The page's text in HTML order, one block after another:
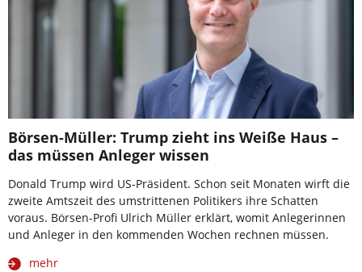
Börsen-Müller: Trump zieht ins Weiße Haus –
das müssen Anleger wissen
Donald Trump wird US-Präsident. Schon seit Monaten wirft die
zweite Amtszeit des umstrittenen Politikers ihre Schatten
voraus. Börsen-Profi Ulrich Müller erklärt, womit Anlegerinnen
und Anleger in den kommenden Wochen rechnen müssen.
mehr